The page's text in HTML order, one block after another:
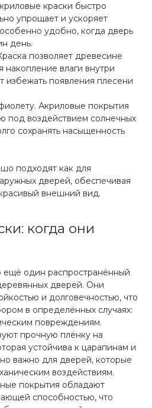
краски быстро
упрощает и ускоряет
удобно, когда дверь
день.
позволяет древесине
влаги внутри
избежать появления плесени
Акриловые покрытия
под воздействием солнечных
сохранять насыщенность
подходят как для
дверей, обеспечивая
внешний вид.
когда они
один распространённый
дверей. Они
и долговечностью, что
в определённых случаях:
повреждениям.
прочную плёнку на
устойчива к царапинам и
важно для дверей, которые
воздействиям.
покрытия обладают
способностью, что